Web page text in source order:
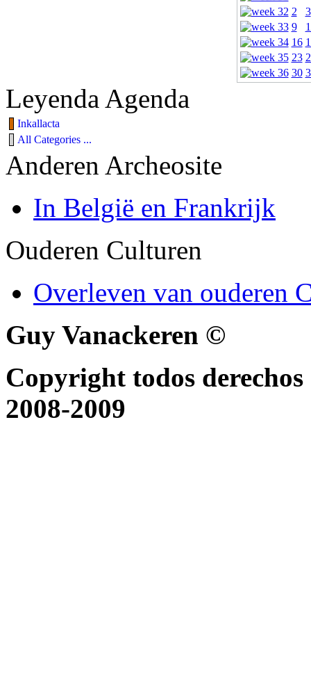
2
3
9
16
23
30
Leyenda Agenda
Inkallacta
All Categories ...
Anderen Archeosite
In België en Frankrijk
Ouderen Culturen
Overleven van ouderen
Guy Vanackeren ©
Copyright todos
2008-2009